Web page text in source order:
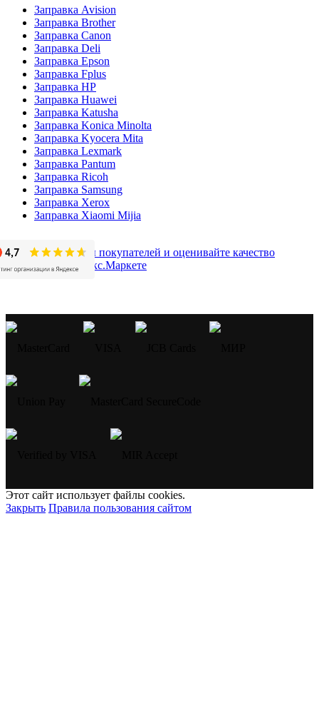
Заправка Avision
Заправка Brother
Заправка Canon
Заправка Deli
Заправка Epson
Заправка Fplus
Заправка HP
Заправка Huawei
Заправка Katusha
Заправка Konica Minolta
Заправка Kyocera Mita
Заправка Lexmark
Заправка Pantum
Заправка Ricoh
Заправка Samsung
Заправка Xerox
Заправка Xiaomi Mijia
Этот сайт использует файлы cookies.
Закрыть Правила пользования сайтом